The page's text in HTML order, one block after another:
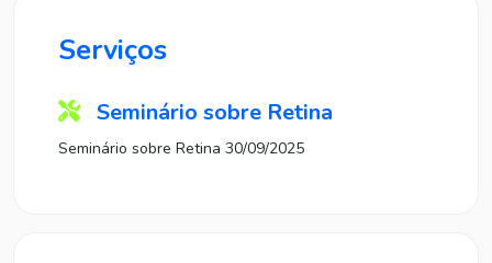
Serviços
Seminário sobre Retina
Seminário sobre Retina 30/09/2025